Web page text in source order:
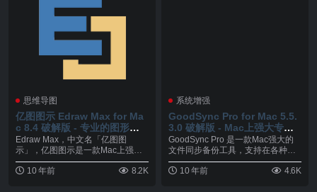
思维导图
亿图图示 Edraw Max for Ma
c 8.4 破解版 - 专业的图形图
表绘制工具
Edraw Max，中文名「亿图图
示」，亿图图示是一款Mac上强大
优秀的图形图表...
10 年前
8.2K
系统增强
GoodSync Pro for Mac 5.5.
3.0 破解版 - Mac上强大专业
的文件同步备份工具
GoodSync Pro 是一款Mac强大的
文件同步备份工具，支持在各种条
件下的...
10 年前
4.6K